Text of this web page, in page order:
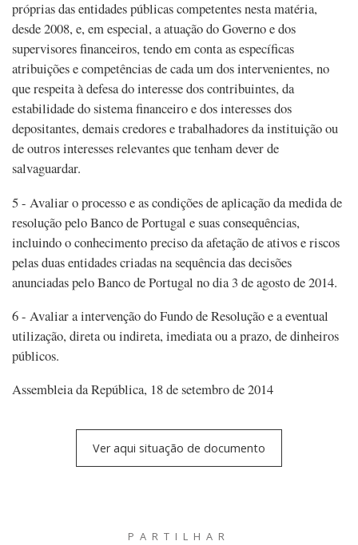
próprias das entidades públicas competentes nesta matéria,
desde 2008, e, em especial, a atuação do Governo e dos
supervisores financeiros, tendo em conta as específicas
atribuições e competências de cada um dos intervenientes, no
que respeita à defesa do interesse dos contribuintes, da
estabilidade do sistema financeiro e dos interesses dos
depositantes, demais credores e trabalhadores da instituição ou
de outros interesses relevantes que tenham dever de
salvaguardar.
5 - Avaliar o processo e as condições de aplicação da medida de
resolução pelo Banco de Portugal e suas consequências,
incluindo o conhecimento preciso da afetação de ativos e riscos
pelas duas entidades criadas na sequência das decisões
anunciadas pelo Banco de Portugal no dia 3 de agosto de 2014.
6 - Avaliar a intervenção do Fundo de Resolução e a eventual
utilização, direta ou indireta, imediata ou a prazo, de dinheiros
públicos.
Assembleia da República, 18 de setembro de 2014
Ver aqui situação de documento
PARTILHAR